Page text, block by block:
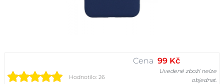
Hodnotilo: 26
Cena 99 Kč
Uvedené zboží nelze
objednat.